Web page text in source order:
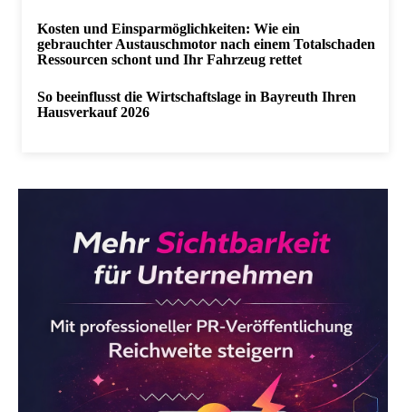
Kosten und Einsparmöglichkeiten: Wie ein
gebrauchter Austauschmotor nach einem Totalschaden
Ressourcen schont und Ihr Fahrzeug rettet
So beeinflusst die Wirtschaftslage in Bayreuth Ihren
Hausverkauf 2026